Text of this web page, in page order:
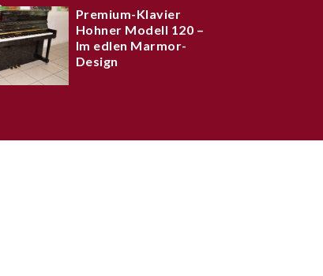
Premium-Klavier
Hohner Modell 120 –
Im edlen Marmor-
Design